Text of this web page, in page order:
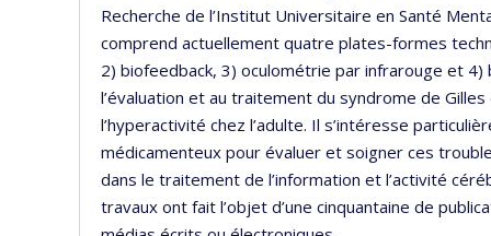
Recherche de l’Institut Universitaire en Santé
comprend actuellement quatre plates-formes
2) biofeedback, 3) oculométrie par infrarouge et
l’évaluation et au traitement du syndrome de
l’hyperactivité chez l’adulte. Il s’intéresse
médicamenteux pour évaluer et soigner ces
dans le traitement de l’information et l’activité
travaux ont fait l’objet d’une cinquantaine de